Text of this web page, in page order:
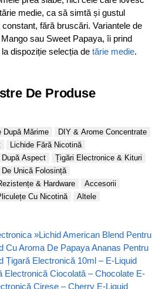
medie, ca să simtă și gustul
fără bruscări. Variantele de
sau Sweet Papaya, îi prind
dispoziție selecția de tărie medie.
De Produse
După Mărime
DIY & Arome Concentrate
Lichide Fără Nicotină
După Aspect
Țigări Electronice & Kituri
De Unică Folosință
& Hardware
Accesorii
Cu Nicotină
Altele
»Lichid American Blend Pentru
Cu Aroma De Papaya Ananas Pentru
Țigară Electronică 10ml – E-Liquid
Electronică Ciocolată – Chocolate E-
Cireșe – Cherry E-Liquid